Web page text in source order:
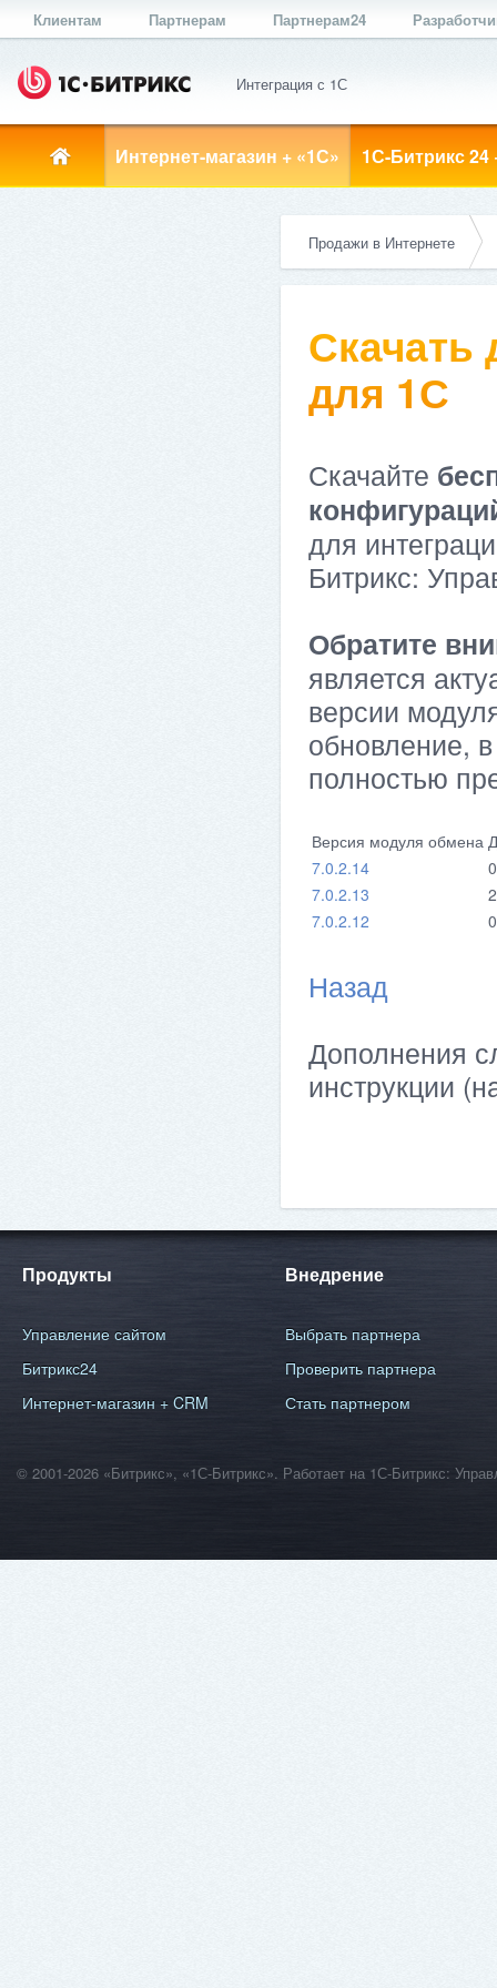
Клиентам Партнерам Партнерам24
Интеграция с 1С
Интернет-магазин + «1С» 1С-Битрикс 24
Продажи в Интернете
для 1С
Скачайте
для
Битрикс:
Обратите
является
версии
обновление,
полностью
Версия модуля обмена
7.0.2.14
7.0.2.13
7.0.2.12
Назад
Дополнения
инструкции
Продукты
Управление сайтом
Битрикс24
Интернет-магазин + CRM
Внедрение
Выбрать партнера
Проверить партнера
Стать партнером
© 2001-2026 «Битрикс», «1С-Битрикс». Работает на 1С-Битрикс: